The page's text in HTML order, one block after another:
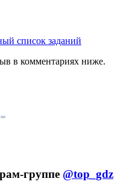
список заданий
в комментариях ниже.
группе @top_gdz